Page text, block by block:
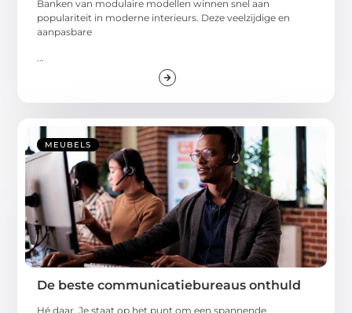
Banken van modulaire modellen winnen snel aan
populariteit in moderne interieurs. Deze veelzijdige en
aanpasbare
MEUBELS
De beste communicatiebureaus onthuld
Hé daar, Je staat op het punt om een spannende